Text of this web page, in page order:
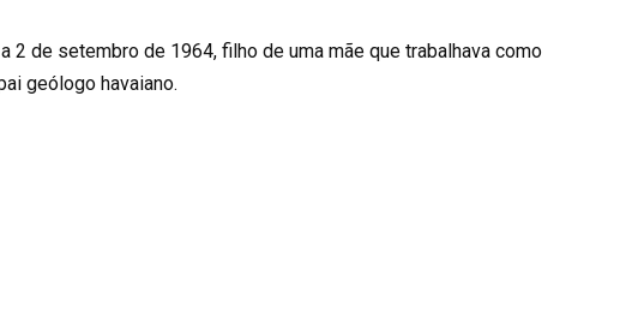
2 de setembro de 1964, filho de uma mãe que trabalhava como
geólogo havaiano.